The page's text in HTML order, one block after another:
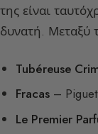
της είναι
δυνατή. Μεταξύ
Tubéreuse
Fracas – Piguet
Le Premier